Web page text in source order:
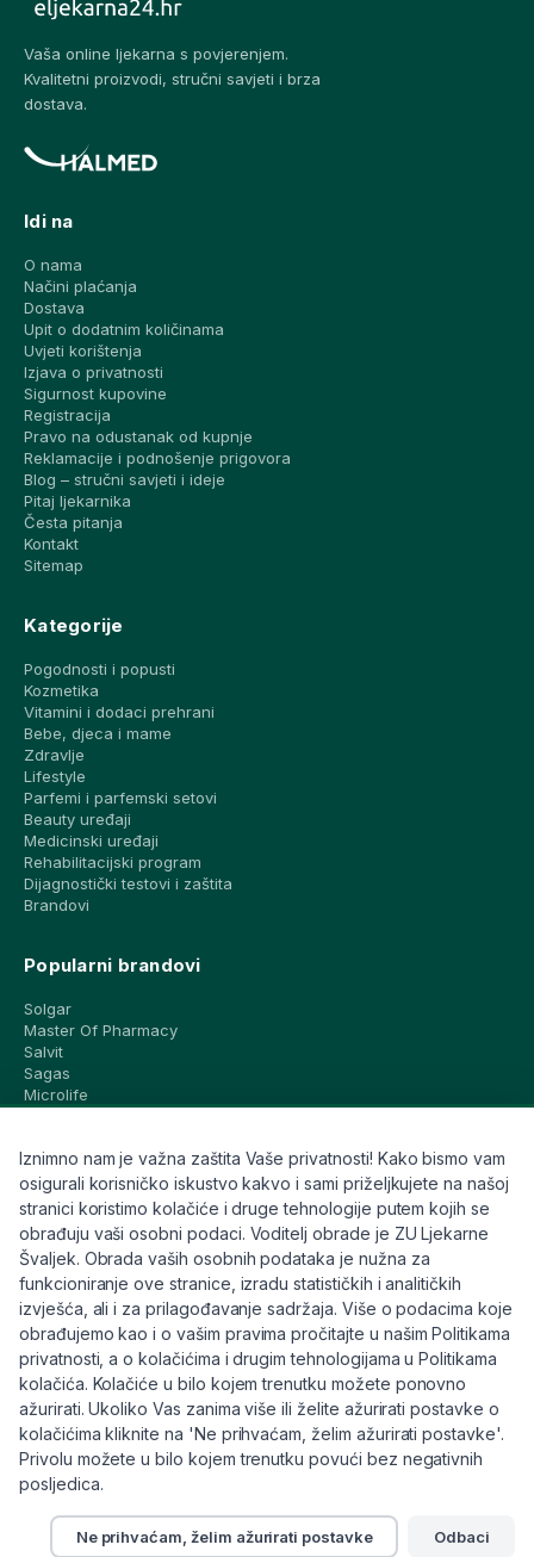
Vaša online ljekarna s povjerenjem.
Kvalitetni proizvodi, stručni savjeti i brza
dostava.
Idi na
O nama
Načini plaćanja
Dostava
Upit o dodatnim količinama
Uvjeti korištenja
Izjava o privatnosti
Sigurnost kupovine
Registracija
Pravo na odustanak od kupnje
Reklamacije i podnošenje prigovora
Blog – stručni savjeti i ideje
Pitaj ljekarnika
Česta pitanja
Kontakt
Sitemap
Kategorije
Pogodnosti i popusti
Kozmetika
Vitamini i dodaci prehrani
Bebe, djeca i mame
Zdravlje
Lifestyle
Parfemi i parfemski setovi
Beauty uređaji
Medicinski uređaji
Rehabilitacijski program
Dijagnostički testovi i zaštita
Brandovi
Popularni brandovi
Solgar
Master Of Pharmacy
Salvit
Sagas
Microlife
CeraVe
Eucerin
Avene
Bioderma
Svi brandovi
Info
Trebate pomoć ili imate pitanja?
+385 91 6191 901
info@eljekarna24.hr
Iznimno nam je važna zaštita Vaše privatnosti! Kako bismo vam
osigurali korisničko iskustvo kakvo i sami priželjkujete na našoj
stranici koristimo kolačiće i druge tehnologije putem kojih se
obrađuju vaši osobni podaci. Voditelj obrade je ZU Ljekarne
Švaljek. Obrada vaših osobnih podataka je nužna za
funkcioniranje ove stranice, izradu statističkih i analitičkih
izvješća, ali i za prilagođavanje sadržaja. Više o podacima koje
obrađujemo kao i o vašim pravima pročitajte u našim Politikama
privatnosti, a o kolačićima i drugim tehnologijama u Politikama
kolačića. Kolačiće u bilo kojem trenutku možete ponovno
ažurirati. Ukoliko Vas zanima više ili želite ažurirati postavke o
kolačićima kliknite na 'Ne prihvaćam, želim ažurirati postavke'.
Privolu možete u bilo kojem trenutku povući bez negativnih
posljedica.
Ne prihvaćam, želim ažurirati postavke Odbaci